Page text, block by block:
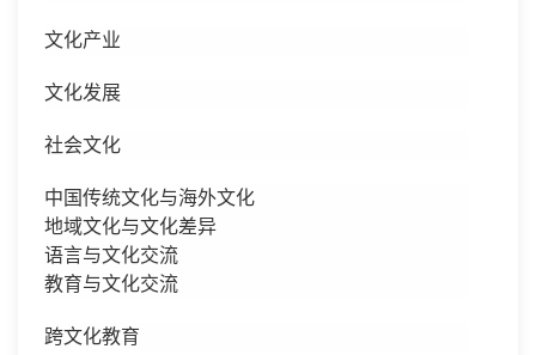
文化产业
文化发展
社会文化
中国传统文化与海外文化
地域文化与文化差异
语言与文化交流
教育与文化交流
跨文化教育